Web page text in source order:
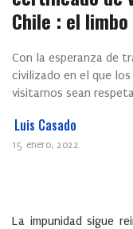
Chile : el
Con la esperanza de
civilizado en el que los
visitarnos sean
Luis Casado
15 enero, 2022
La impunidad sigue